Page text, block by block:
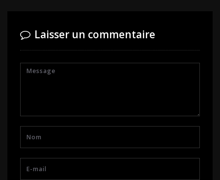
Laisser un commentaire